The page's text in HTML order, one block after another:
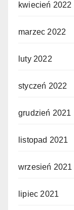
kwiecień 2022
marzec 2022
luty 2022
styczeń 2022
grudzień 2021
listopad 2021
wrzesień 2021
lipiec 2021